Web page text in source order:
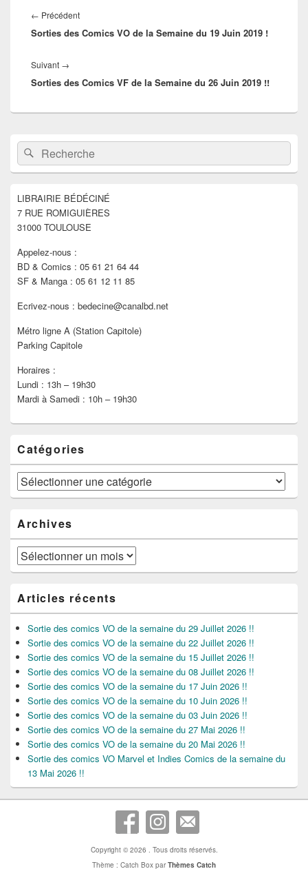
de
l’article
← PrécédentArticle
précédent :
Sorties des Comics VO de la Semaine du 19 Juin 2019 !
Suivant →
suivant :
Sorties des Comics VF de la Semaine du 26 Juin 2019 !!
Zone
principale
de
widget
barre
latérale
Recherche :Rechercher
LIBRAIRIE BÉDÉCINÉ
7 RUE ROMIGUIÈRES
31000 TOULOUSE
Appelez-nous :
BD & Comics : 05 61 21 64 44
SF & Manga : 05 61 12 11 85
Ecrivez-nous : bedecine@canalbd.net
Métro ligne A (Station Capitole)
Parking Capitole
Horaires :
Lundi : 13h – 19h30
Mardi à Samedi : 10h – 19h30
Catégories
Catégories
Archives
Archives
Articles récents
Sortie des comics VO de la semaine du 29 Juillet 2026 !!
Sortie des comics VO de la semaine du 22 Juillet 2026 !!
Sortie des comics VO de la semaine du 15 Juillet 2026 !!
Sortie des comics VO de la semaine du 08 Juillet 2026 !!
Sortie des comics VO de la semaine du 17 Juin 2026 !!
Sortie des comics VO de la semaine du 10 Juin 2026 !!
Sortie des comics VO de la semaine du 03 Juin 2026 !!
Sortie des comics VO de la semaine du 27 Mai 2026 !!
Sortie des comics VO de la semaine du 20 Mai 2026 !!
Sortie des comics VO Marvel et Indies Comics de la semaine du
13 Mai 2026 !!
Copyright © 2026
. Tous droits réservés.
Thème : Catch Box parThèmes Catch